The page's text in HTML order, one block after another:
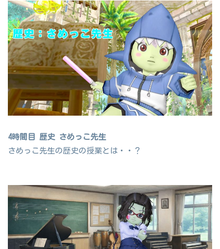
4時間目 歴史 さめっこ先生
さめっこ先生の歴史の授業とは・・？